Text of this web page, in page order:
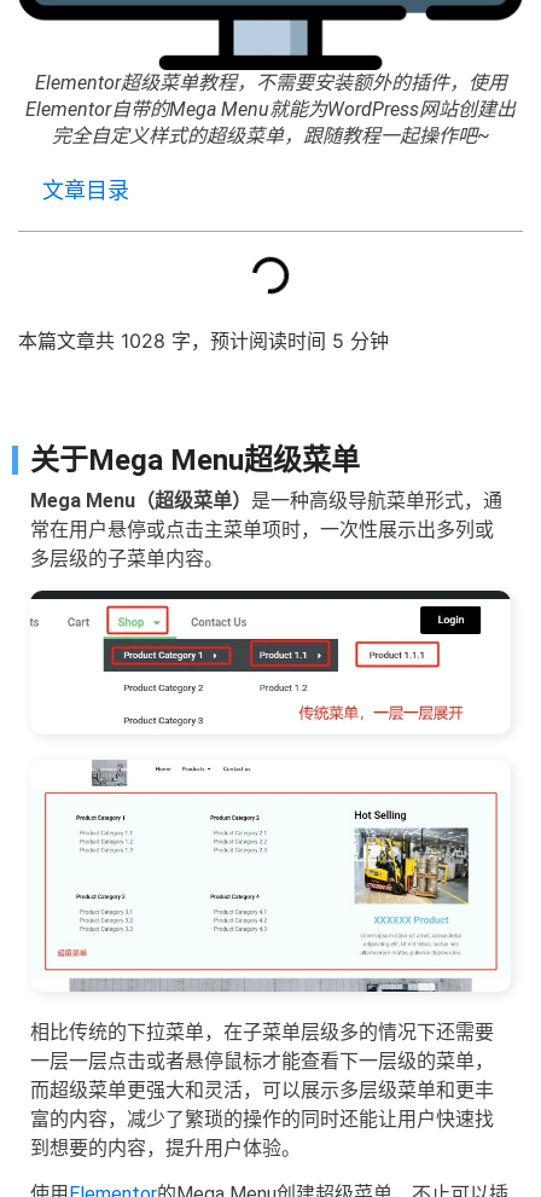
Elementor超级菜单教程，不需要安装额外的插件，使用
Elementor自带的Mega Menu就能为WordPress网站创建出
完全自定义样式的超级菜单，跟随教程一起操作吧~
文章目录
本篇文章共 1028 字，预计阅读时间 5 分钟
关于Mega Menu超级菜单
Mega Menu（超级菜单） 是一种高级导航菜单形式，通
常在用户悬停或点击主菜单项时，一次性展示出多列或
多层级的子菜单内容。
相比传统的下拉菜单，在子菜单层级多的情况下还需要
一层一层点击或者悬停鼠标才能查看下一层级的菜单，
而超级菜单更强大和灵活，可以展示多层级菜单和更丰
富的内容，减少了繁琐的操作的同时还能让用户快速找
到想要的内容，提升用户体验。